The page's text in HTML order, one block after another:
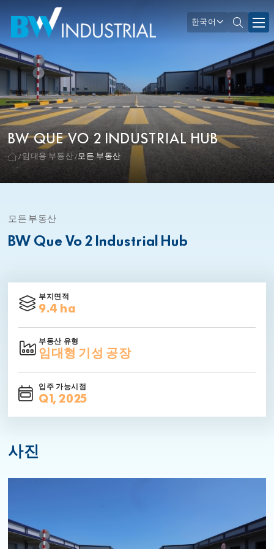
한국어
BW QUE VO 2 INDUSTRIAL HUB
임대용 부동산 모든 부동산
모든 부동산
BW Que Vo 2 Industrial Hub
부지면적
9.4 ha
부동산 유형
임대형 기성 공장
입주 가능시점
Q1, 2025
사진